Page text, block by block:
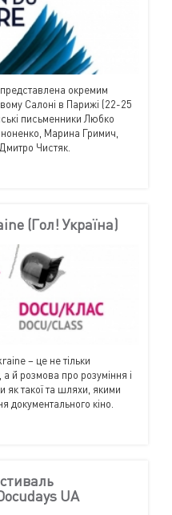
окремим
Салоні в Парижі (22-25
письменники Любко
Марина Гримич,
Чистяк.
(Гол! Україна)
– це не тільки
а й розмова про розуміння і
як такої та шляхи, якими
документального кіно.
UA